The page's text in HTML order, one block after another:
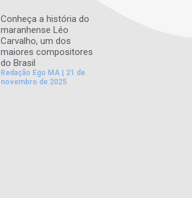
Conheça a história do
maranhense Léo
Carvalho, um dos
maiores compositores
do Brasil
Redação Ego MA
21 de
novembro de 2025